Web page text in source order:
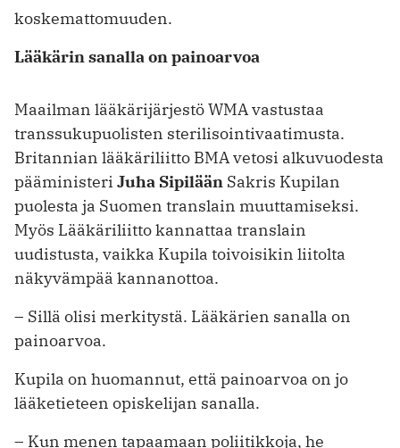
koskemattomuuden.
Lääkärin sanalla on painoarvoa
Maailman lääkärijärjestö WMA vastustaa
transsukupuolisten sterilisointivaa­timusta.
Britannian lääkäriliitto BMA vetosi alkuvuodesta
pääministeri Juha Sipilään Sakris Kupilan
puolesta ja Suomen translain muuttamiseksi.
Myös Lääkäriliitto kannattaa translain
uudistusta, vaikka Kupila toivoisikin liitolta
näkyvämpää kannanottoa.
– Sillä olisi merkitystä. Lääkärien sanalla on
painoarvoa.
Kupila on huomannut, että painoarvoa on jo
lääketieteen opiskelijan sanalla.
– Kun menen tapaamaan poliitikkoja, he